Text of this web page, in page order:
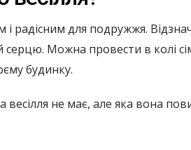
радісним для подружжя.
Можна провести в колі
будинку.
весілля не має, але яка вона